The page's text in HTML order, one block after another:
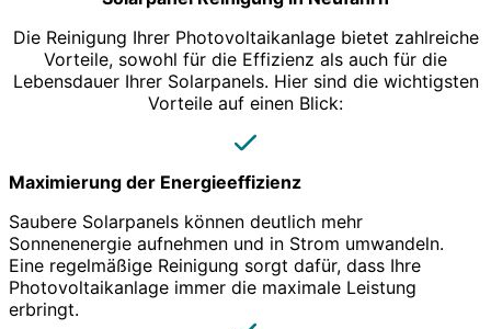
Die Reinigung Ihrer Photovoltaikanlage bietet zahlreiche
Vorteile, sowohl für die Effizienz als auch für die
Lebensdauer Ihrer Solarpanels. Hier sind die wichtigsten
Vorteile auf einen Blick:
Maximierung der Energieeffizienz
Saubere Solarpanels können deutlich mehr
Sonnenenergie aufnehmen und in Strom umwandeln.
Eine regelmäßige Reinigung sorgt dafür, dass Ihre
Photovoltaikanlage immer die maximale Leistung
erbringt.